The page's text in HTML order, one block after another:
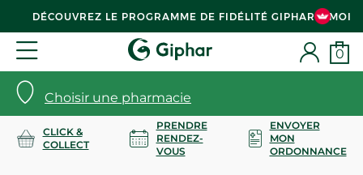
DÉCOUVREZ LE PROGRAMME DE FIDÉLITÉ GIPHAR & MOI
Choisir une pharmacie
0
CLICK &
COLLECT
PRENDRE
RENDEZ-
VOUS
ENVOYER
MON
ORDONNANCE